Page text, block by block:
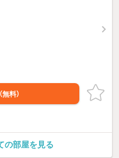
（無料）
の部屋を見る